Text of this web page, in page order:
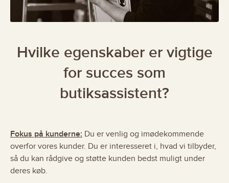
Hvilke egenskaber er vigtige
for succes som
butiksassistent?
Fokus på kunderne: Du er venlig og imødekommende
overfor vores kunder. Du er interesseret i, hvad vi tilbyder,
så du kan rådgive og støtte kunden bedst muligt under
deres køb.